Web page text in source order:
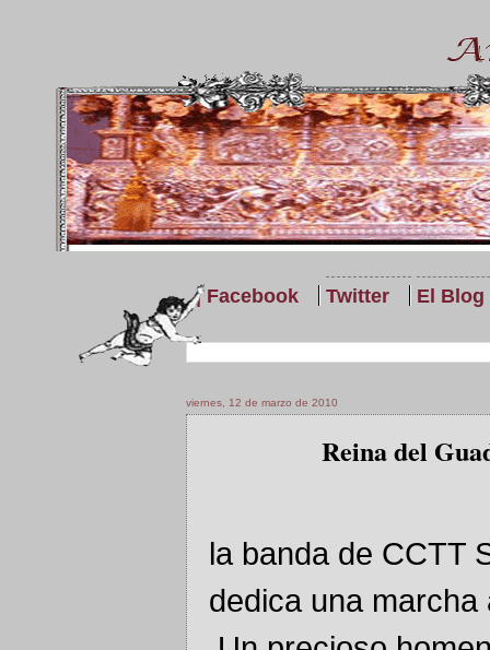
| Facebook Twitter El
viernes, 12 de marzo de 2010
Reina del
la banda de CCTT
dedica una